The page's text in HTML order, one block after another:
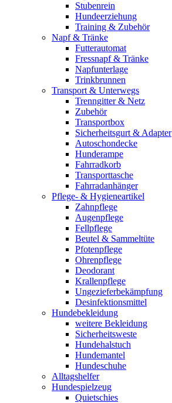
Stubenrein
Hundeerziehung
Training & Zubehör
Napf & Tränke
Futterautomat
Fressnapf & Tränke
Napfunterlage
Trinkbrunnen
Transport & Unterwegs
Trenngitter & Netz
Zubehör
Transportbox
Sicherheitsgurt & Adapter
Autoschondecke
Hunderampe
Fahrradkorb
Transporttasche
Fahrradanhänger
Pflege- & Hygieneartikel
Zahnpflege
Augenpflege
Fellpflege
Beutel & Sammeltüte
Pfotenpflege
Ohrenpflege
Deodorant
Krallenpflege
Ungezieferbekämpfung
Desinfektionsmittel
Hundebekleidung
weitere Bekleidung
Sicherheitsweste
Hundehalstuch
Hundemantel
Hundeschuhe
Alltagshelfer
Hundespielzeug
Quietschies